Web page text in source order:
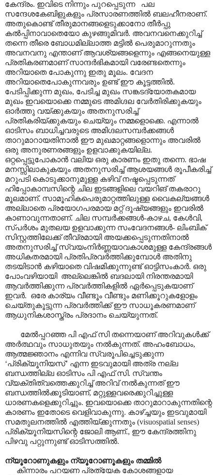
കേന്ദ്രം. ഇവിടെ നിന്നും പുറപ്പെടുന്ന പല
സന്ദേശകേബിളുകളും പ്രസാരണത്തിൽ ബലഹീനരാണ്.
അതുകൊണ്ട് തീരുമാനങ്ങളെടുക്കാനോ തീർപ്പു
കൽ‌പ്പിനാവാതെയോ കുഴങ്ങുമിവർ. അവനവനെക്കുറിച്ച്
തന്നെ തീരെ ബോധമില്ലാത്ത മട്ടിൽ പെരുമാറുന്നതും
അവനവനു എന്താണ് ആവശ്യങ്ങളെന്നും എങ്ങനെയുള്ള
പ്രതികരണമാണ് സാന്ദർഭികമായി വരേണ്ടതെന്നും
അറിയാതെ പോകുന്നു ഇതു മൂലം. വേദന
അറിയാതെപോകുന്നവരും ഉണ്ട് ഈ കൂട്ടത്തിൽ.
പേടിപ്പിക്കുന്ന മുഖം, പേടിച്ച മുഖം സങ്കടദ്യോതകമായ
മുഖം ഇവയൊക്കെ നമ്മുടെ അമിഗ്ദല വേർതിരിക്കുകയും
ഓർത്തു വയ്ക്കുകയും അതനുസരിച്ച്
പ്രതികരിയ്ക്കുകയും ചെയ്യും നമ്മളൊക്കെ. എന്നാൽ
ഓടിസം ബാധിച്ചവരുടെ അമിഗ്ദലസമ്പർക്കങ്ങൾ
താറുമാറായതിനാൽ ഈ മുഖമാറ്റങ്ങളൊന്നും അവരിൽ
ഒരു അനുരണരങ്ങളും ഉളവാക്കുകയില്ല.
ഒറ്റപ്പെട്ടുപോകാൻ വലിയ ഒരു കാരണം ഇതു തന്നെ. ഭാഷ
മനസ്സിലാകുകയും അതനുസരിച്ച് ആശയങ്ങൾ രൂപീകരിച്ച്
മറുപടി കൊടുക്കാനുമുള്ള കഴിവ് നഷ്ടപ്പെടുന്നത്
ഹിപ്പോകാമ്പസിന്റെ ചില ഇടങ്ങളിലെ വയറിങ് തകരാറു
മൂലമാണ്. സാമൂഹികപെരുമാറ്റത്തിലുള്ള വൈകല്യങ്ങൾ
അല്ലാതെ പ്രയോഗപരമായ മറ്റ് ദൂഷ്യങ്ങളും ഇവരിൽ
കാണാവുന്നതാണ്. ചില സമ്പർക്കങ്ങൾ-കാഴച, കേൾവി,
സ്പർശം മുതലയ ഉളവാക്കുന്ന സംവേദനങ്ങൾ- ലിംബിക്
സിസ്റ്റത്തിലേക്ക് തീവ്രമായി അയക്കപ്പെടുന്നതിനാൽ
അതനുസരിച്ച് സ്വയംനിർണ്ണയാവകാശമുള്ള കേന്ദ്രങ്ങൾ
അധികതരമായി പ്രതിപ്രവർത്തിക്കുമ്പോൾ അതിനു
തടയിടാൻ കഴിയാതെ വിഷമിക്കുന്നുണ്ട് ഓട്ടിസംകാർ. ഒരു
പോംവഴിയായി അല്ലെങ്കിൽ ബദലായി നിരന്തരമായി
ആവർത്തിക്കുന്ന പ്രവർത്തികളിൽ ഏർപ്പെടുകയാണ്
ഇവർ. ഒരേ കാര്യം വീണ്ടൂം വീണ്ടും മണിക്കൂറുകളോളം
ചെയ്തുകൂട്ടുന്ന പ്രവർത്തിക്ക് ഈ സാധൂകരണമാണ്
ആധുനികശാസ്ത്രം പ്രദാനം ചെയ്യുന്നത്.
മേൽ‌പ്പറഞ്ഞ പി എഫ് സി തന്നെയാണ് അറിവുകൾക്ക്
അർത്ഥവും സാധുതയും നൽകുന്നത്. അഹംബോധം,
ആത്മജ്ഞാനം എന്നിവ സ്വരൂപിച്ചെടുക്കുന്ന
‘പ്രിക്യൂനിയസ്’ എന്ന ഇടവുമായി അത്ര നല്ല
ബന്ധത്തില്ല ഓടിസം പി എഫ് സി. സ്വന്തം
വ്യക്തിത്വത്തെക്കുറിച്ച് അറിവ് നൽകുന്നത് ഈ
ബന്ധത്തിൽക്കൂടിയാണ്, മറ്റുള്ളവരെക്കുറിച്ചുള്ള
ധാരണകളെക്കുറിച്ചും. ഇവയൊക്കെ താറുമാറാകുന്നതിന്റെ
കാരണം ഇതോടെ വെളിവാകുന്നു. കാഴ്ച്ചയും ഇടവുമായി
സമതുലനത്തിൽ എത്തിയ്ക്കുന്നതും (visuospatial senses)
പ്രിക്യൂനിയസിന്റെ ജോലി ആണ്., ഈ കേന്ദ്രത്തിനു
പിഴവു പറ്റുന്നുണ്ട് ഓടിസത്തിൽ.
ന്യൂറോണുകളും ന്യൂറോണൂകളും തമ്മിൽ
കിന്നാരം പറയണ പ്രത്യേക കോശങ്ങളായ